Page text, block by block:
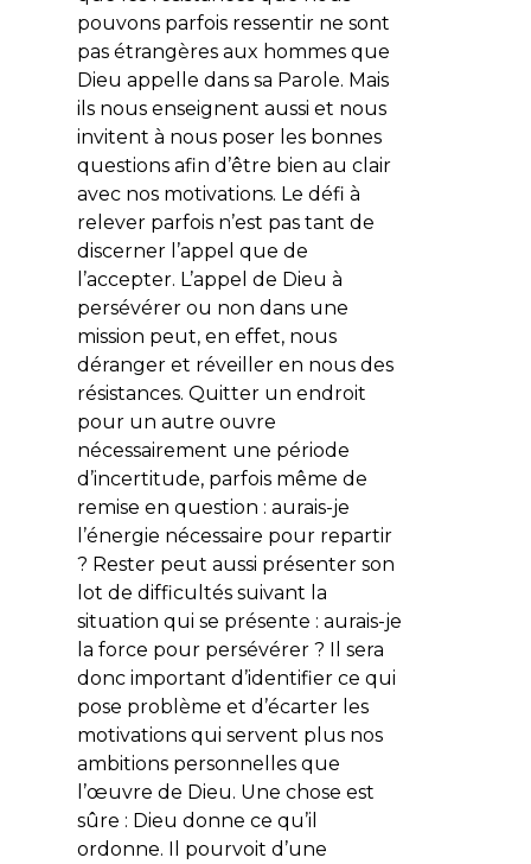
pouvons parfois ressentir ne sont
pas étrangères aux hommes que
Dieu appelle dans sa Parole. Mais
ils nous enseignent aussi et nous
invitent à nous poser les bonnes
questions afin d’être bien au clair
avec nos motivations. Le défi à
relever parfois n’est pas tant de
discerner l’appel que de
l’accepter. L’appel de Dieu à
persévérer ou non dans une
mission peut, en effet, nous
déranger et réveiller en nous des
résistances. Quitter un endroit
pour un autre ouvre
nécessairement une période
d’incertitude, parfois même de
remise en question : aurais-je
l’énergie nécessaire pour repartir
? Rester peut aussi présenter son
lot de difficultés suivant la
situation qui se présente : aurais-je
la force pour persévérer ? Il sera
donc important d’identifier ce qui
pose problème et d’écarter les
motivations qui servent plus nos
ambitions personnelles que
l’œuvre de Dieu. Une chose est
sûre : Dieu donne ce qu’il
ordonne. Il pourvoit d’une